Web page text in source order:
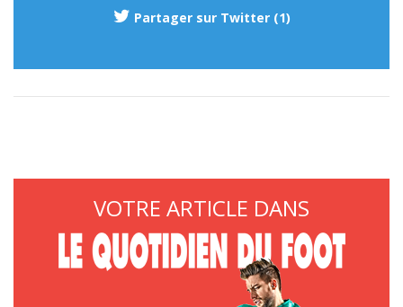
Partager sur Twitter (1)
VOTRE ARTICLE DANS